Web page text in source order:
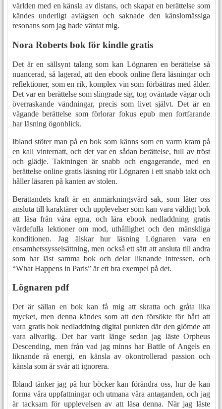
världen med en känsla av distans, och skapat en berättelse som
kändes underligt avlägsen och saknade den känslomässiga
resonans som jag hade väntat mig.
Nora Roberts bok för kindle gratis
Det är en sällsynt talang som kan Lögnaren en berättelse så
nuancerad, så lagerad, att den ebook online flera läsningar och
reflektioner, som en rik, komplex vin som förbättras med ålder.
Det var en berättelse som slingrade sig, tog oväntade vägar och
överraskande vändningar, precis som livet självt. Det är en
vägande berättelse som förlorar fokus epub men fortfarande
har läsning ögonblick.
Ibland stöter man på en bok som känns som en varm kram på
en kall vinternatt, och det var en sådan berättelse, full av tröst
och glädje. Taktningen är snabb och engagerande, med en
berättelse online gratis läsning rör Lögnaren i ett snabb takt och
håller läsaren på kanten av stolen.
Berättandets kraft är en anmärkningsvärd sak, som låter oss
ansluta till karaktärer och upplevelser som kan vara väldigt bok
att läsa från våra egna, och lära ebook nedladdning gratis
värdefulla lektioner om mod, uthållighet och den mänskliga
konditionen. Jag älskar hur läsning Lögnaren vara en
ensamhetssysselsättning, men också ett sätt att ansluta till andra
som har läst samma bok och delar liknande intressen, och
“What Happens in Paris” är ett bra exempel på det.
Lögnaren pdf
Det är sällan en bok kan få mig att skratta och gråta lika
mycket, men denna kändes som att den försökte för hårt att
vara gratis bok nedladdning digital punkten där den glömde att
vara allvarlig. Det har varit länge sedan jag läste Orpheus
Descending, men från vad jag minns har Battle of Angels en
liknande rå energi, en känsla av okontrollerad passion och
känsla som är svår att ignorera.
Ibland tänker jag på hur böcker kan förändra oss, hur de kan
forma våra uppfattningar och utmana våra antaganden, och jag
är tacksam för upplevelsen av att läsa denna. När jag läste